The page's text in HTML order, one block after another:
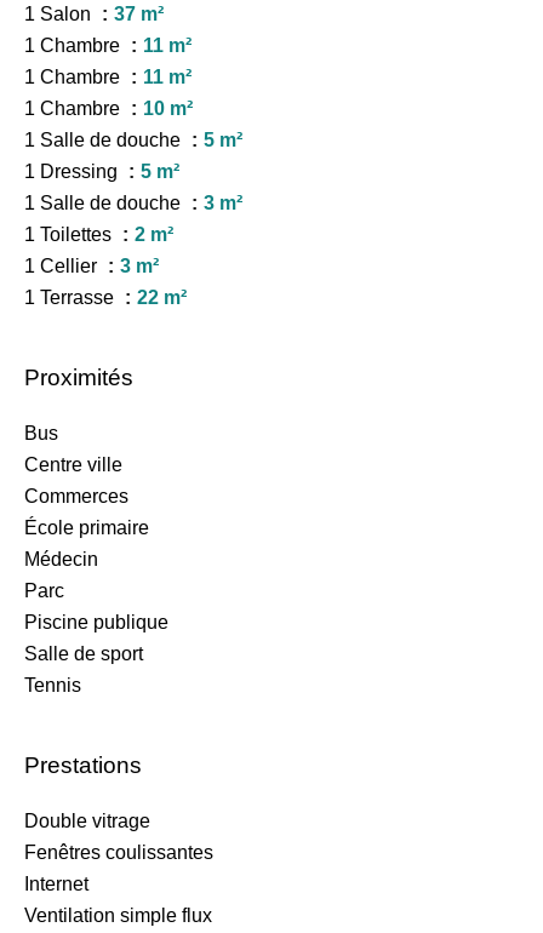
1 Salon
37 m²
1 Chambre
11 m²
1 Chambre
11 m²
1 Chambre
10 m²
1 Salle de douche
5 m²
1 Dressing
5 m²
1 Salle de douche
3 m²
1 Toilettes
2 m²
1 Cellier
3 m²
1 Terrasse
22 m²
Proximités
Bus
Centre ville
Commerces
École primaire
Médecin
Parc
Piscine publique
Salle de sport
Tennis
Prestations
Double vitrage
Fenêtres coulissantes
Internet
Ventilation simple flux